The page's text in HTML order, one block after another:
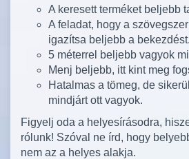
A keresett terméket beljebb
A feladat, hogy a
igazítsa beljebb a bekezdést.
5 méterrel beljebb vagyok
Menj beljebb, itt kint meg
Hatalmas a tömeg, de
mindjárt ott vagyok.
Figyelj oda a helyesírásodra,
rólunk! Szóval ne írd, hogy
nem az a helyes alakja.